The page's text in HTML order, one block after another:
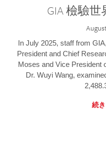
GIA 檢驗
In July 2025, staff from
President and Chief
Moses and Vice President
Dr. Wuyi Wang,
続